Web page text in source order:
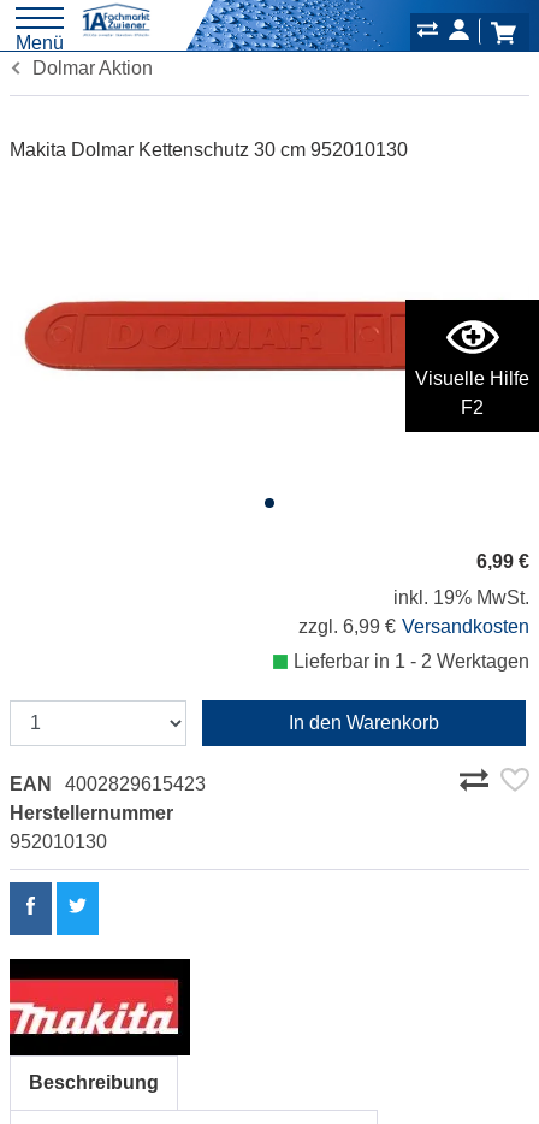
Visuelle Hilfe
F2
Menü
Dolmar Aktion
Makita Dolmar Kettenschutz 30 cm 952010130
6,99 €
inkl. 19% MwSt.
zzgl. 6,99 € Versandkosten
Lieferbar in 1 - 2 Werktagen
In den Warenkorb
EAN
4002829615423
Herstellernummer
952010130
Beschreibung